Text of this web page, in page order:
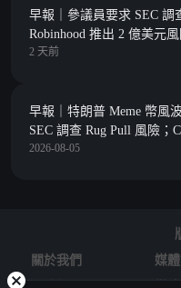
早報｜參議員要求 SEC 調
Robinhood 推出 2 億美元
Combinator 種子期項目
2 天前
早報｜特朗普 Meme 幣風
SEC 調查 Rug Pull 風險；
據，若數據準確，加密貨
2026-08-05
關於我們
媒